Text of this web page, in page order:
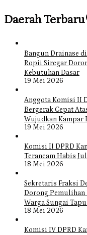
Daerah Terbaru
Bangun Drainase
Ropii Siregar
Kebutuhan Dasar
19 Mei 2026
Anggota Komisi II
Bergerak Cepat
Wujudkan Kampar
19 Mei 2026
Komisi II DPRD
Terancam Habis
18 Mei 2026
Sekretaris Fraksi
Dorong
Warga Sungai
18 Mei 2026
Komisi IV DPRD